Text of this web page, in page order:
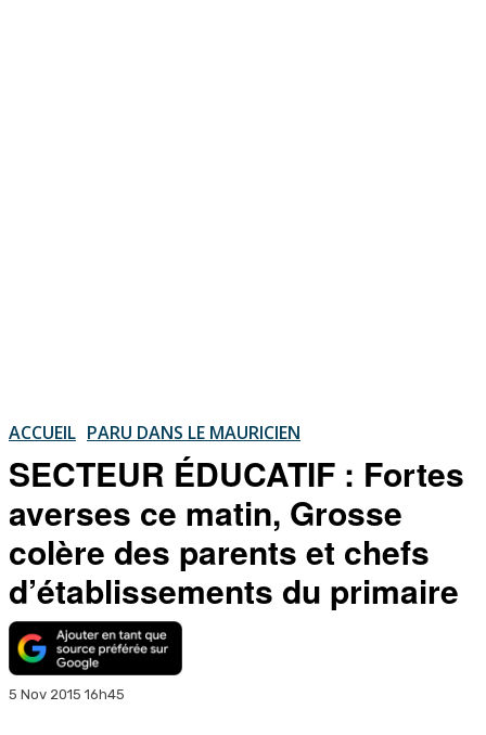
ACCUEIL PARU DANS LE MAURICIEN
SECTEUR ÉDUCATIF : Fortes
averses ce matin, Grosse
colère des parents et chefs
d’établissements du primaire
5 Nov 2015 16h45